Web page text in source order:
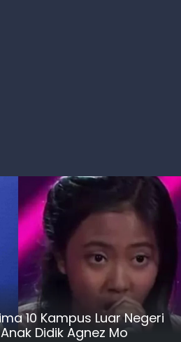
10 Kampus Luar Negeri
Didik Agnez Mo